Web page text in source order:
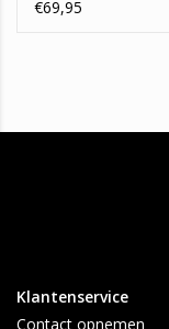
€69,95
Klantenservice
Contact opnemen